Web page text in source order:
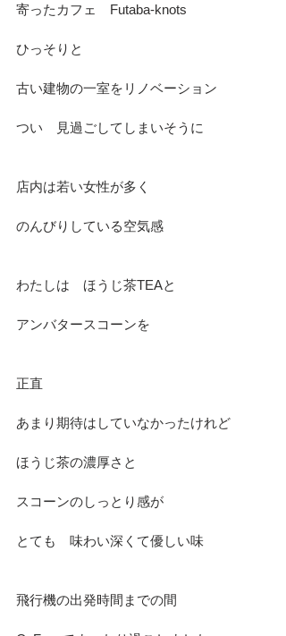
寄ったカフェ　Futaba-knots
ひっそりと
古い建物の一室をリノベーション
つい　見過ごしてしまいそうに
店内は若い女性が多く
のんびりしている空気感
わたしは　ほうじ茶TEAと
アンバタースコーンを
正直
あまり期待はしていなかったけれど
ほうじ茶の濃厚さと
スコーンのしっとり感が
とても　味わい深くて優しい味
飛行機の出発時間までの間